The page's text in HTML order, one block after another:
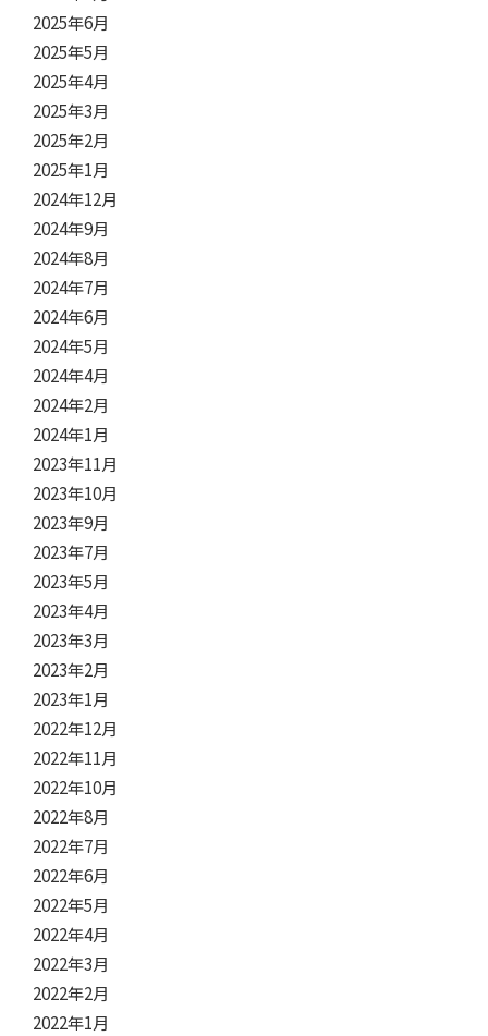
2025年6月
2025年5月
2025年4月
2025年3月
2025年2月
2025年1月
2024年12月
2024年9月
2024年8月
2024年7月
2024年6月
2024年5月
2024年4月
2024年2月
2024年1月
2023年11月
2023年10月
2023年9月
2023年7月
2023年5月
2023年4月
2023年3月
2023年2月
2023年1月
2022年12月
2022年11月
2022年10月
2022年8月
2022年7月
2022年6月
2022年5月
2022年4月
2022年3月
2022年2月
2022年1月